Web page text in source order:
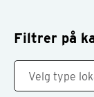
Filtrer på
Velg type